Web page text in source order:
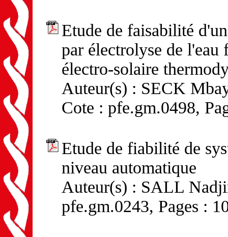
Etude de faisabilité
par électrolyse de l'eau
électro-solaire
Auteur(s) : SECK
Cote : pfe.gm.0498,
Etude de fiabilité de
niveau automatique
Auteur(s) : SALL
pfe.gm.0243, Pages :